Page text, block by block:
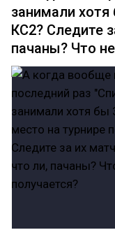
занимали
КС2? Следите
пачаны? Что